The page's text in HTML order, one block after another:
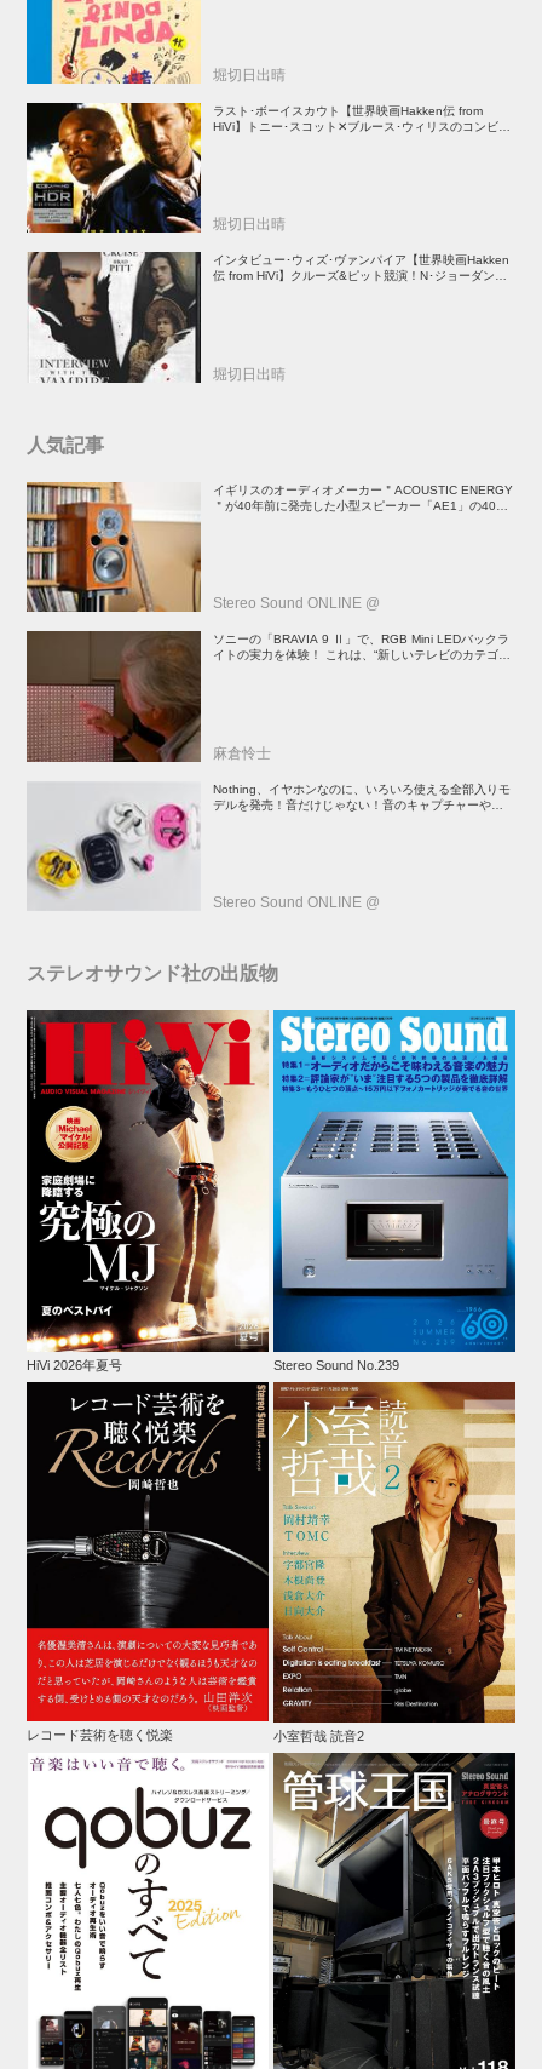
堀切日出晴
ラスト･ボーイスカウト【世界映画Hakken伝 from
HiVi】トニー･スコット✕ブルース･ウィリスのコンビが
堀切日出晴
インタビュー･ウィズ･ヴァンパイア【世界映画Hakken
伝 from HiVi】クルーズ&ピット競演！N･ジョーダン監
堀切日出晴
人気記事
イギリスのオーディオメーカー＂ACOUSTIC ENERGY
＂が40年前に発売した小型スピーカー「AE1」の40周
Stereo Sound ONLINE @
ソニーの「BRAVIA 9 Ⅱ」で、RGB Mini LEDバックラ
イトの実力を体験！ これは、“新しいテレビのカテゴリ
麻倉怜士
Nothing、イヤホンなのに、いろいろ使える全部入りモ
デルを発売！音だけじゃない！音のキャプチャーや、会
Stereo Sound ONLINE @
ステレオサウンド社の出版物
HiVi 2026年夏号 Stereo Sound No.239
レコード芸術を聴く悦楽 小室哲哉 読音2